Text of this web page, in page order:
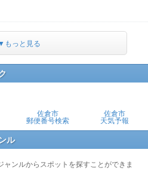
もっと見る
佐倉市
郵便番号検索
佐倉市
天気予報
ル
ンルからスポットを探すことができま